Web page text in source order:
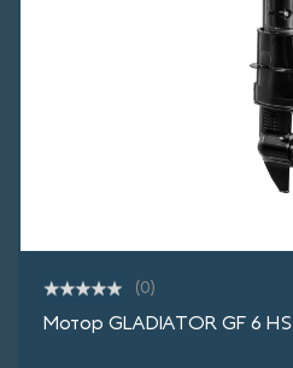
(0)
Мотор GLADIATOR GF 6 HS